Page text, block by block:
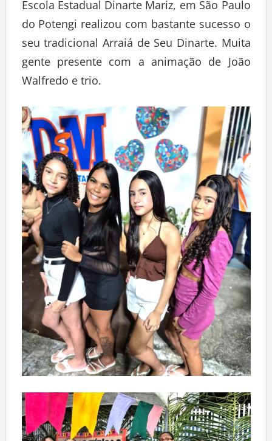
Escola Estadual Dinarte Mariz, em São Paulo
do Potengi realizou com bastante sucesso o
seu tradicional Arraiá de Seu Dinarte. Muita
gente presente com a animação de João
Walfredo e trio.